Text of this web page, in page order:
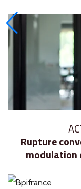
Rupture
modulation